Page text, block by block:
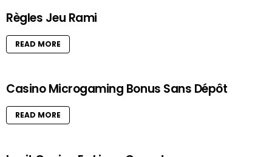
Règles Jeu Rami
READ MORE
Casino Microgaming Bonus Sans Dépôt
READ MORE